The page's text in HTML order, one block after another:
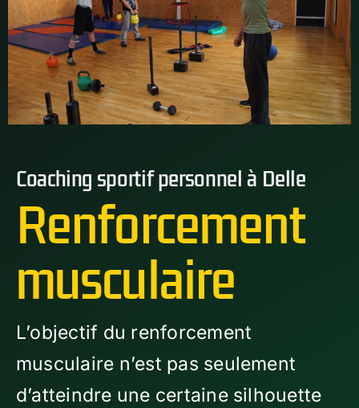
Coaching sportif personnel à Delle
Renforcement
musculaire
L’objectif du renforcement
musculaire n’est pas seulement
d’atteindre une certaine silhouette